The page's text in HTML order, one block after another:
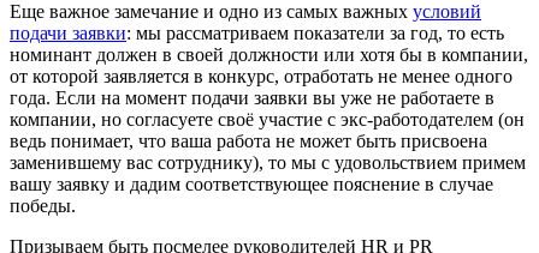
Еще важное замечание и одно из самых важных условий
подачи заявки: мы рассматриваем показатели за год, то есть
номинант должен в своей должности или хотя бы в компании,
от которой заявляется в конкурс, отработать не менее одного
года. Если на момент подачи заявки вы уже не работаете в
компании, но согласуете своё участие с экс-работодателем (он
ведь понимает, что ваша работа не может быть присвоена
заменившему вас сотруднику), то мы с удовольствием примем
вашу заявку и дадим соответствующее пояснение в случае
победы.
Призываем быть посмелее руководителей HR и PR